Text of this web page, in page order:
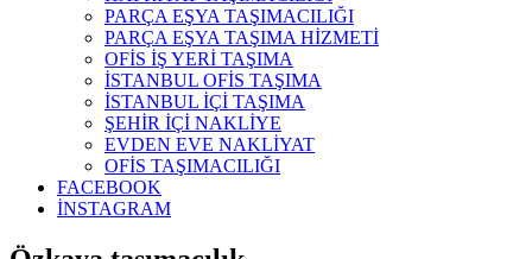
PARÇA EŞYA TAŞIMACILIĞI
PARÇA EŞYA TAŞIMA HİZMETİ
OFİS İŞ YERİ TAŞIMA
İSTANBUL OFİS TAŞIMA
İSTANBUL İÇİ TAŞIMA
ŞEHİR İÇİ NAKLİYE
EVDEN EVE NAKLİYAT
OFİS TAŞIMACILIĞI
FACEBOOK
İNSTAGRAM